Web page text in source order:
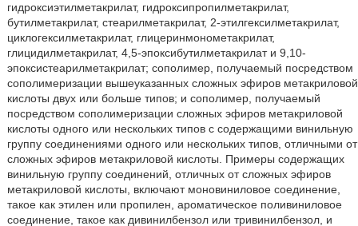
гидроксиэтилметакрилат, гидроксипропилметакрилат,
бутилметакрилат, стеарилметакрилат, 2-этилгексилметакрилат,
циклогексилметакрилат, глицеринмонометакрилат,
глицидилметакрилат, 4,5-эпоксибутилметакрилат и 9,10-
эпоксистеарилметакрилат; сополимер, получаемый посредством
сополимеризации вышеуказанных сложных эфиров метакриловой
кислоты двух или больше типов; и сополимер, получаемый
посредством сополимеризации сложных эфиров метакриловой
кислоты одного или нескольких типов с содержащими винильную
группу соединениями одного или нескольких типов, отличными от
сложных эфиров метакриловой кислоты. Примеры содержащих
винильную группу соединений, отличных от сложных эфиров
метакриловой кислоты, включают моновиниловое соединение,
такое как этилен или пропилен, ароматическое поливиниловое
соединение, такое как дивинилбензол или тривинилбензол, и